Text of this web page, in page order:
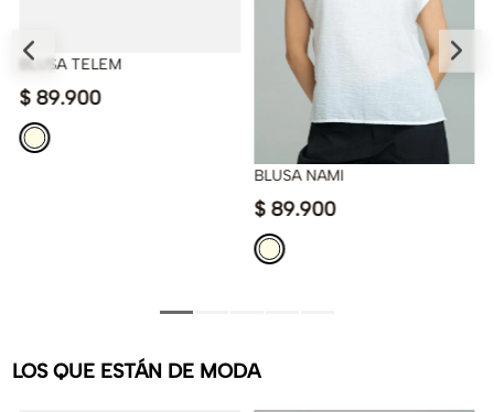
BLUSA TELEM
$ 89.900
BLUSA NAMI
$ 89.900
LOS QUE ESTÁN DE MODA